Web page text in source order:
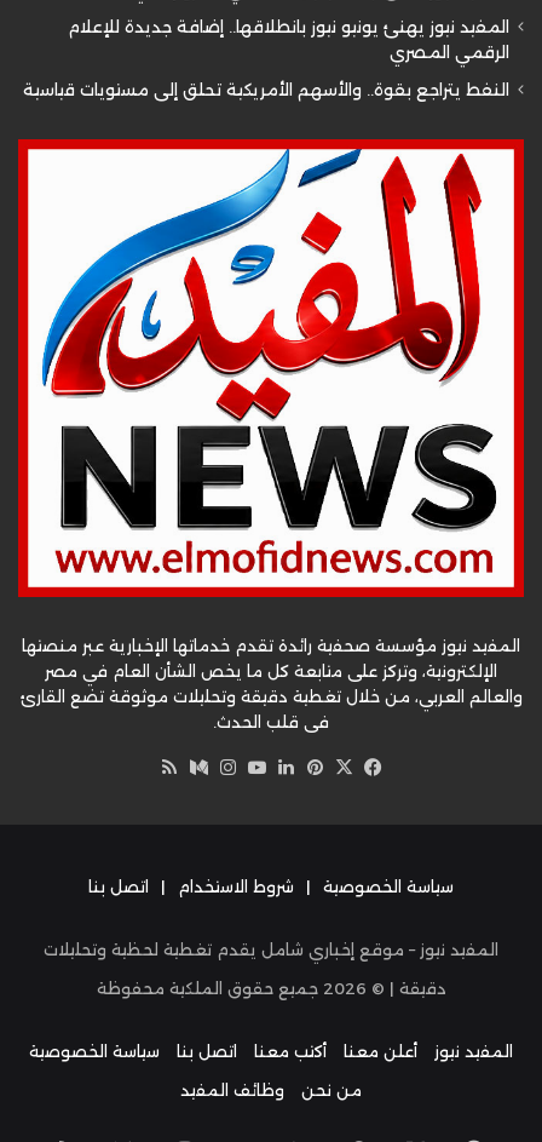
المفيد نيوز يهنئ يونيو نيوز بانطلاقها.. إضافة جديدة للإعلام
الرقمي المصري
النفط يتراجع بقوة.. والأسهم الأمريكية تحلق إلى مستويات قياسية
المفيد نيوز مؤسسة صحفية رائدة تقدم خدماتها الإخبارية عبر منصتها
الإلكترونية، وتركز على متابعة كل ما يخص الشأن العام في مصر
والعالم العربي، من خلال تغطية دقيقة وتحليلات موثوقة تضع القارئ
في قلب الحدث.
فيسبوك
‫X بينتيريست
لينكدإن‫YouTube
انستقرام
وسط
سياسة الخصوصية | شروط الاستخدام | اتصل بنا
المفيد نيوز – موقع إخباري شامل يقدم تغطية لحظية وتحليلات
دقيقة | © 2026 جميع حقوق الملكية محفوظة
المفيد نيوز أعلن معنا أكتب معنا اتصل بنا
سياسة الخصوصية
من نحن
وظائف المفيد